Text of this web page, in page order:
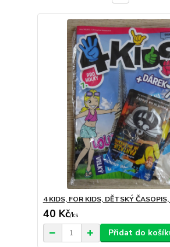
4 KIDS, FOR KIDS, DĚTSKÝ
40 Kč/ks
Přidat do